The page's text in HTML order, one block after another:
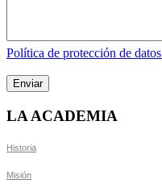
Política de protección de datos
LA ACADEMIA
Historia
Misión